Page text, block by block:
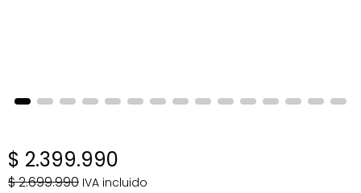
$ 2.399.990
$2.699.990 IVA incluido